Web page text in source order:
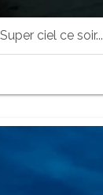
Super ciel ce soir...